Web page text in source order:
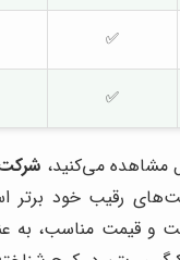
✅
✅
مشاهده می‌کنید، شرکت
رقیب خود
و قیمت مناسب، به